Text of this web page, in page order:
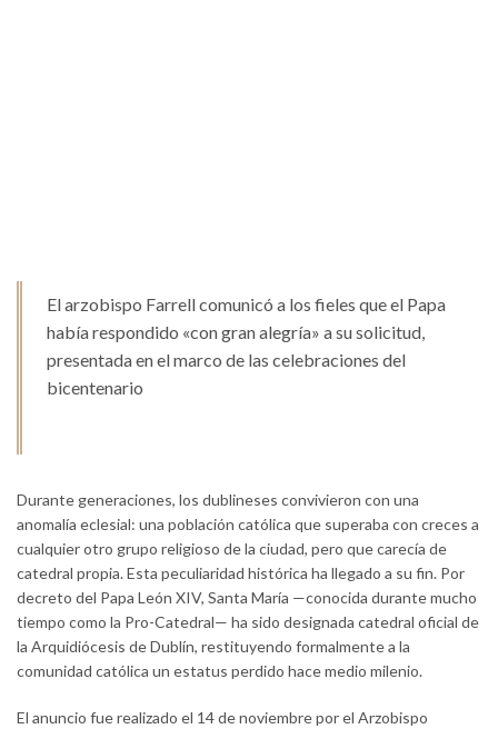
El arzobispo Farrell comunicó a los fieles que el Papa
había respondido «con gran alegría» a su solicitud,
presentada en el marco de las celebraciones del
bicentenario
Durante generaciones, los dublineses convivieron con una
anomalía eclesial: una población católica que superaba con creces a
cualquier otro grupo religioso de la ciudad, pero que carecía de
catedral propia. Esta peculiaridad histórica ha llegado a su fin. Por
decreto del Papa León XIV, Santa María —conocida durante mucho
tiempo como la Pro-Catedral— ha sido designada catedral oficial de
la Arquidiócesis de Dublín, restituyendo formalmente a la
comunidad católica un estatus perdido hace medio milenio.
El anuncio fue realizado el 14 de noviembre por el Arzobispo